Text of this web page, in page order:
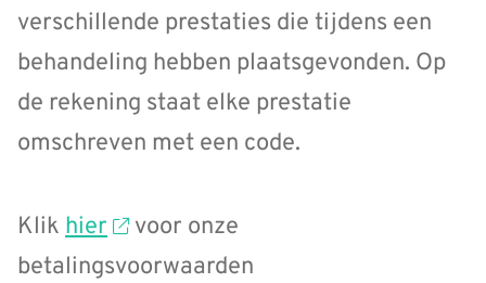
verschillende prestaties die tijdens een
behandeling hebben plaatsgevonden. Op
de rekening staat elke prestatie
omschreven met een code.
Klik hier
voor onze
betalingsvoorwaarden